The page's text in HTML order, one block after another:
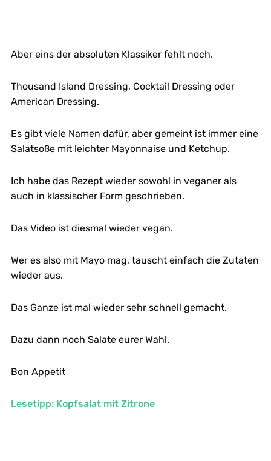
Aber eins der absoluten Klassiker fehlt noch.
Thousand Island Dressing, Cocktail Dressing oder
American Dressing.
Es gibt viele Namen dafür, aber gemeint ist immer eine
Salatsoße mit leichter Mayonnaise und Ketchup.
Ich habe das Rezept wieder sowohl in veganer als
auch in klassischer Form geschrieben.
Das Video ist diesmal wieder vegan.
Wer es also mit Mayo mag, tauscht einfach die Zutaten
wieder aus.
Das Ganze ist mal wieder sehr schnell gemacht.
Dazu dann noch Salate eurer Wahl.
Bon Appetit
Lesetipp: Kopfsalat mit Zitrone